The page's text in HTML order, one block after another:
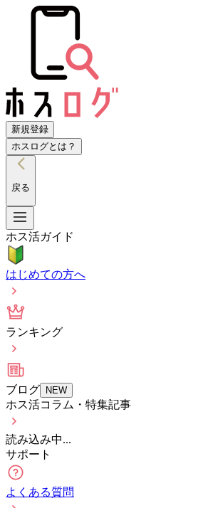
新規登録
ホスログとは？
戻る
ホス活ガイド
はじめての方へ
ランキング
ブログ NEW
ホス活コラム・特集記事
読み込み中...
サポート
よくある質問